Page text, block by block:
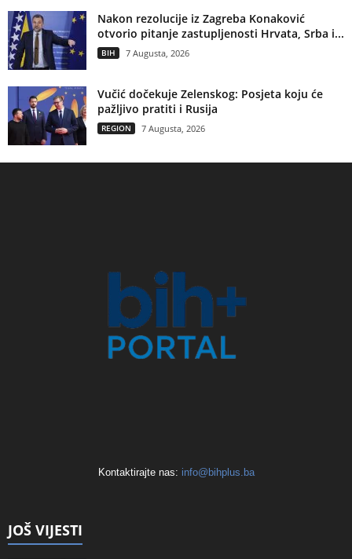
Nakon rezolucije iz Zagreba Konaković
otvorio pitanje zastupljenosti Hrvata, Srba i...
BIH 7 Augusta, 2026
Vučić dočekuje Zelenskog: Posjeta koju će
pažljivo pratiti i Rusija
REGION 7 Augusta, 2026
Kontaktirajte nas: info@bihplus.ba
JOŠ VIJESTI